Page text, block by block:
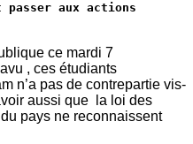
aux actions
ce mardi 7
, ces étudiants
n’a pas de contrepartie vis-
aussi que la loi des
pays ne reconnaissent